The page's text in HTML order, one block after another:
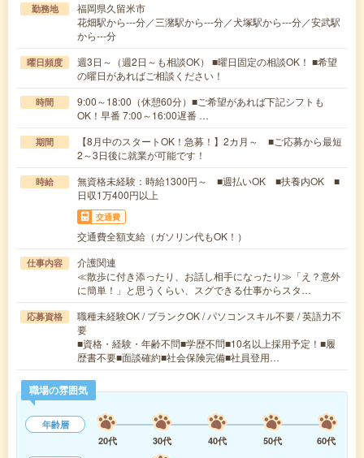
勤務地
福岡県久留米市
花畑駅から---分／三潴駅から---分／犬塚駅から---分／安武駅
から---分
曜日頻度
週3日～（週2日～も相談OK） ■曜日固定の相談OK！ ■希望
の曜日があればご相談ください！
時間
9:00～18:00（休憩60分）■ご希望があれば下記シフトも
OK！早番 7:00～16:00遅番 …
期間
【8月中のスタートOK！急募！】2カ月～ ■ご応募から最短
2～3日後に就業が可能です！
時給
無資格未経験：時給1300円～ ■週払いOK ■扶養内OK ■
日収1万400円以上
交通費
交通費全額支給（ガソリン代もOK！）
仕事内容
介護関連
≪散歩に付き添ったり、お話し相手になったり≫「え？意外
に簡単！」と思うくらい、スグできる仕事からスタ…
応募資格
職種未経験OK / ブランクOK / パソコンスキル不要 / 英語力不
要
■資格・経験・年齢不問■学歴不問■10名以上採用予定！■履
歴書不要■面談確約■社会保険完備■社員登用…
職場の雰囲気
年齢層
20代
30代 40代 50代
60代